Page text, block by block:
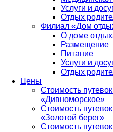
Услуги и
Отдых
Филиал «Дом
О доме
Размещение
Питание
Услуги и
Отдых
Цены
Стоимость
«Дивноморское»
Стоимость
«Золотой берег»
Стоимость